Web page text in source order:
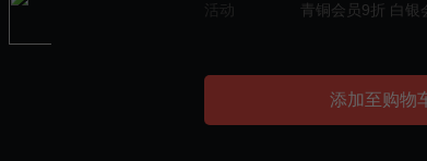
青铜会员9折 白银
添加至购物